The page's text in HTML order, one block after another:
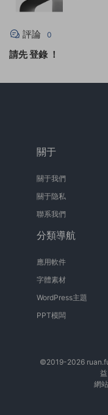
評論 0
請先登錄 ！
關于
關于我們
關于隐私
聯系我們
分類導航
應用軟件
字體素材
WordPress主題
PPT模闆
©2019-2026
網